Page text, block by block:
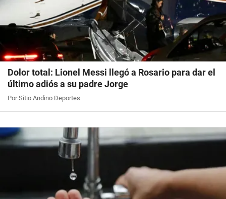
Dolor total: Lionel Messi llegó a Rosario para dar el
último adiós a su padre Jorge
Por Sitio Andino Deportes